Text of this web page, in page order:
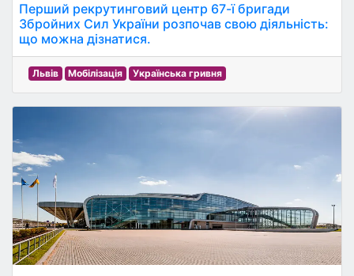
Перший рекрутинговий центр 67-ї бригади
Збройних Сил України розпочав свою діяльність:
що можна дізнатися.
Львів Мобілізація Українська гривня